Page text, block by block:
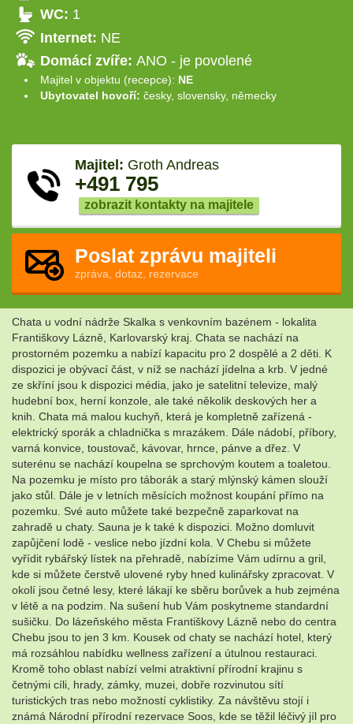
WC: 1
Internet: NE
Domácí zvíře: ANO - je povolené
Majitel v objektu (recepce): NE
Ubytovatel hovoří: česky, slovensky, německy
Majitel: Groth Andreas
+491 795
zobrazit kontakty na majitele
Poslat zprávu majiteli
zpráva, dotaz, rezervace
Chata u vodní nádrže Skalka s venkovním bazénem - lokalita
Františkovy Lázně, Karlovarský kraj. Chata se nachází na
prostorném pozemku a nabízí kapacitu pro 2 dospělé a 2 děti. K
dispozici je obývací část, v níž se nachází jídelna a krb. V jedné
ze skříní jsou k dispozici média, jako je satelitní televize, malý
hudební box, herní konzole, ale také několik deskových her a
knih. Chata má malou kuchyň, která je kompletně zařízená -
elektrický sporák a chladnička s mrazákem. Dále nádobí, příbory,
varná konvice, toustovač, kávovar, hrnce, pánve a dřez. V
suterénu se nachází koupelna se sprchovým koutem a toaletou.
Na pozemku je místo pro táborák a starý mlýnský kámen slouží
jako stůl. Dále je v letních měsících možnost koupání přímo na
pozemku. Své auto můžete také bezpečně zaparkovat na
zahradě u chaty. Sauna je k také k dispozici. Možno domluvit
zapůjčení lodě - veslice nebo jízdní kola. V Chebu si můžete
vyřídit rybářský lístek na přehradě, nabízíme Vám udírnu a gril,
kde si můžete čerstvě ulovené ryby hned kulinářsky zpracovat. V
okolí jsou četné lesy, které lákají ke sběru borůvek a hub zejména
v létě a na podzim. Na sušení hub Vám poskytneme standardní
sušičku. Do lázeňského města Františkovy Lázně nebo do centra
Chebu jsou to jen 3 km. Kousek od chaty se nachází hotel, který
má rozsáhlou nabídku wellness zařízení a útulnou restauraci.
Kromě toho oblast nabízí velmi atraktivní přírodní krajinu s
četnými cíli, hrady, zámky, muzei, dobře rozvinutou sítí
turistických tras nebo možností cyklistiky. Za návštěvu stojí i
známá Národní přírodní rezervace Soos, kde se těžil léčivý jíl pro